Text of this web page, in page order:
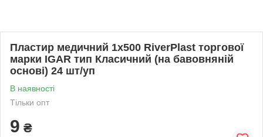
Пластир медичний 1х500 RiverPlast торгової
марки IGAR тип Класичний (на бавовняній
основі) 24 шт/уп
В наявності
Тільки опт
9 ₴